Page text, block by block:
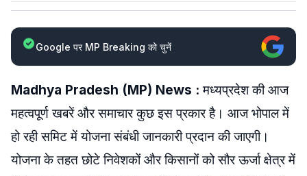
Google पर MP Breaking को चुनें
Madhya Pradesh (MP) News : मध्यप्रदेश की आज
महत्वपूर्ण खबरें और समाचार कुछ इस प्रकार है। आज भोपाल में
हो रही समिट में योजना संबंधी जानकारी प्रदान की जाएगी।
योजना के तहत छोटे निवेशकों और किसानों को सौर ऊर्जा क्षेत्र में